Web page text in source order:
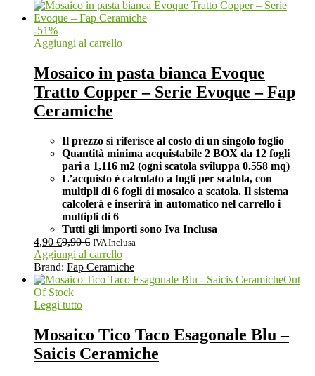
-51%
Aggiungi al carrello
Mosaico in pasta bianca Evoque
Tratto Copper – Serie Evoque – Fap
Ceramiche
Il prezzo si riferisce al costo di un singolo foglio
Quantità minima acquistabile 2 BOX da 12 fogli
pari a 1,116 m2 (ogni scatola sviluppa 0.558 mq)
L’acquisto è calcolato a fogli per scatola, con
multipli di 6 fogli di mosaico a scatola. Il sistema
calcolerà e inserirà in automatico nel carrello i
multipli di 6
Tutti gli importi sono Iva Inclusa
4,90 €9,90€ IVA Inclusa
Aggiungi al carrello
Brand: Fap Ceramiche
Out
Of Stock
Leggi tutto
Mosaico Tico Taco Esagonale Blu –
Saicis Ceramiche